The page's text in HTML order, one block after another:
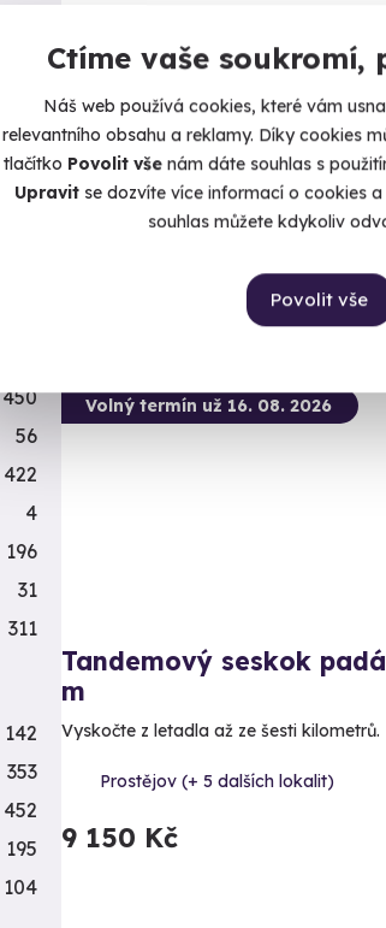
Ctíme vaše
Náš web používá cookies, které vám
relevantního obsahu a reklamy. Díky cookies
tlačítko Povolit vše nám dáte souhlas s
Upravitse dozvíte více informací o cookies a
souhlas můžete kdykoliv
Povolit vše
Flyboarding
Jen vy, flyboard a 4 metry pod vámi.
Olomouc (Náklo)
(+ 14 dalších lokalit)
1 590 Kč
Volný termín už 16. 08. 2026
Tandemový seskok
m
Vyskočte z letadla až ze šesti kilometrů.
Prostějov (+ 5 dalších lokalit)
9 150 Kč
256
453
450
56
422
4
196
31
311
142
353
452
195
104